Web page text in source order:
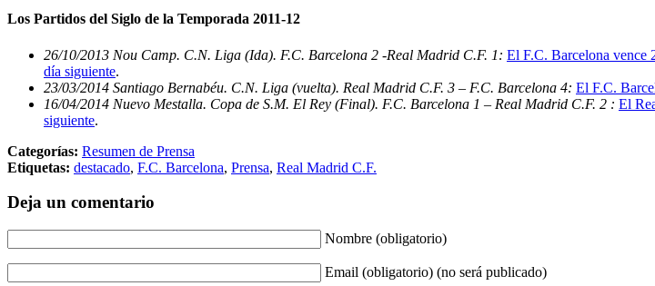
Los Partidos del Siglo de la Temporada 2011-12
26/10/2013 Nou Camp. C.N. Liga (Ida). F.C. Barcelona 2 -Real Madrid C.F. 1: El F.C. Barcelona vence
día siguiente.
23/03/2014 Santiago Bernabéu. C.N. Liga (vuelta). Real Madrid C.F. 3 – F.C. Barcelona 4: El F.C.
16/04/2014 Nuevo Mestalla. Copa de S.M. El Rey (Final). F.C. Barcelona 1 – Real Madrid C.F. 2 : El
siguiente.
Categorías: Resumen de Prensa
Etiquetas: destacado, F.C. Barcelona, Prensa, Real Madrid C.F.
Deja un comentario
Nombre (obligatorio)
Email (obligatorio) (no será publicado)